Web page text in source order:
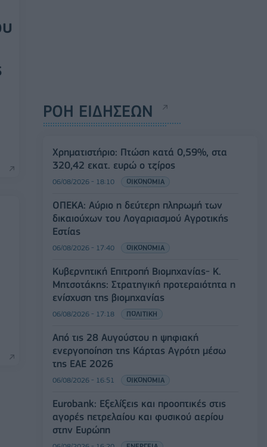
ΡΟΗ ΕΙΔΗΣΕΩΝ
Χρηματιστήριο: Πτώση κατά 0,59%, στα
320,42 εκατ. ευρώ ο τζίρος
06/08/2026 - 18:10 ΟΙΚΟΝΟΜΙΑ
ΟΠΕΚΑ: Αύριο η δεύτερη πληρωμή των
δικαιούχων του Λογαριασμού Αγροτικής
Εστίας
06/08/2026 - 17:40 ΟΙΚΟΝΟΜΙΑ
Κυβερνητική Επιτροπή Βιομηχανίας- Κ.
Μητσοτάκης: Στρατηγική προτεραιότητα η
ενίσχυση της βιομηχανίας
06/08/2026 - 17:18 ΠΟΛΙΤΙΚΗ
Από τις 28 Αυγούστου η ψηφιακή
ενεργοποίηση της Κάρτας Αγρότη μέσω
της ΕΑΕ 2026
06/08/2026 - 16:51 ΟΙΚΟΝΟΜΙΑ
Eurobank: Εξελίξεις και προοπτικές στις
αγορές πετρελαίου και φυσικού αερίου
στην Ευρώπη